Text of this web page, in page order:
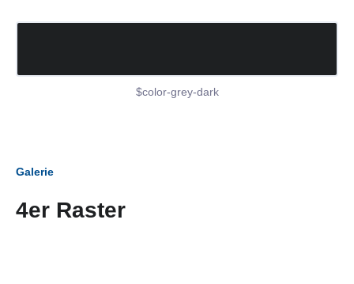
$color-grey-dark
Galerie
4er Raster